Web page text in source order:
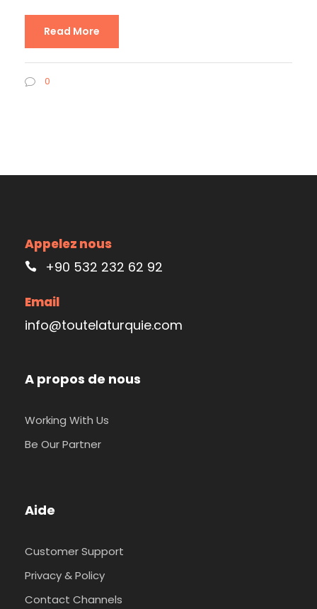
Read More
0
Appelez nous
+90 532 232 62 92
Email
info@toutelaturquie.com
A propos de nous
Working With Us
Be Our Partner
Aide
Customer Support
Privacy & Policy
Contact Channels